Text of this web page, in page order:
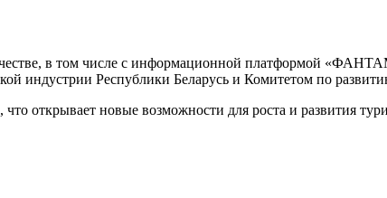
в том числе с информационной платформой
индустрии Республики Беларусь и Комитетом по
открывает новые возможности для роста и развития